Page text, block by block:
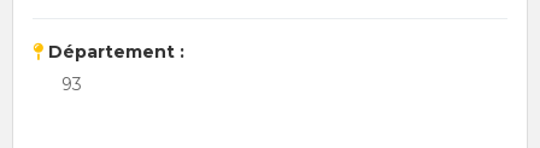
Département :
93